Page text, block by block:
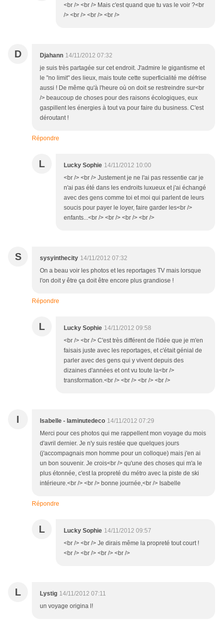
<br /> <br /> Mais c'est quand que tu vas le voir ?<br
/> <br /> <br /> <br />
D Djahann 14/11/2012 07:32
je suis très partagée sur cet endroit. J'admire le gigantisme et
le "no limit" des lieux, mais toute cette superficialité me défrise
aussi ! De même qu'à l'heure où on doit se restreindre sur<br
/> beaucoup de choses pour des raisons écologiques, eux
gaspillent les énergies à tout va pour faire du business. C'est
déroutant !
Répondre
L Lucky Sophie 14/11/2012 10:00
<br /> <br /> Justement je ne l'ai pas ressentie car je
n'ai pas été dans les endroits luxueux et j'ai échangé
avec des gens comme toi et moi qui parlent de leurs
soucis pour payer le loyer, faire garder les<br />
enfants...<br /> <br /> <br /> <br />
S sysyinthecity 14/11/2012 07:32
On a beau voir les photos et les reportages TV mais lorsque
l'on doit y être ça doit être encore plus grandiose !
Répondre
L Lucky Sophie 14/11/2012 09:58
<br /> <br /> C'est très différent de l'idée que je m'en
faisais juste avec les reportages, et c'était génial de
parler avec des gens qui y vivent depuis des
dizaines d'années et ont vu toute la<br />
transformation.<br /> <br /> <br /> <br />
I Isabelle - laminutedeco 14/11/2012 07:29
Merci pour ces photos qui me rappellent mon voyage du mois
d'avril dernier. Je n'y suis restée que quelques jours
(j'accompagnais mon homme pour un colloque) mais j'en ai
un bon souvenir. Je crois<br /> qu'une des choses qui m'a le
plus étonnée, c'est la propreté du métro avec la piste de ski
intérieure.<br /> <br /> bonne journée,<br /> Isabelle
Répondre
L Lucky Sophie 14/11/2012 09:57
<br /> <br /> Je dirais même la propreté tout court !
<br /> <br /> <br /> <br />
L Lystig 14/11/2012 07:11
un voyage origina l!